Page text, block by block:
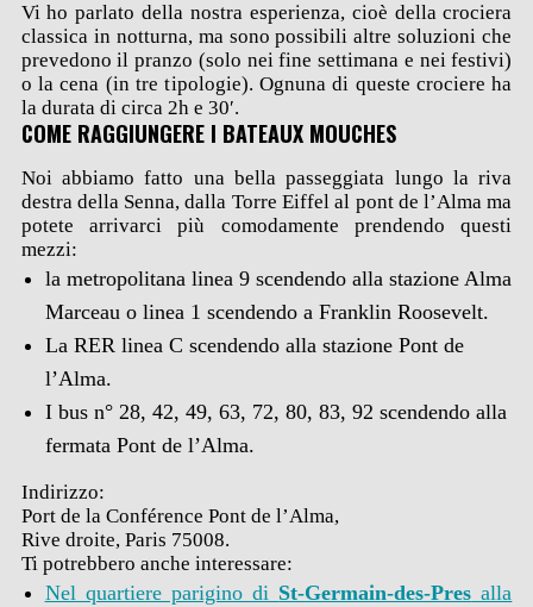
Vi ho parlato della nostra esperienza, cioè della crociera
classica in notturna, ma sono possibili altre soluzioni che
prevedono il pranzo (solo nei fine settimana e nei festivi)
o la cena (in tre tipologie). Ognuna di queste crociere ha
la durata di circa 2h e 30′.
COME RAGGIUNGERE I BATEAUX MOUCHES
Noi abbiamo fatto una bella passeggiata lungo la riva
destra della Senna, dalla Torre Eiffel al pont de l’Alma ma
potete arrivarci più comodamente prendendo questi
mezzi:
la metropolitana linea 9 scendendo alla stazione Alma
Marceau o linea 1 scendendo a Franklin Roosevelt.
La RER linea C scendendo alla stazione Pont de
l’Alma.
I bus n° 28, 42, 49, 63, 72, 80, 83, 92 scendendo alla
fermata Pont de l’Alma.
Indirizzo:
Port de la Conférence Pont de l’Alma,
Rive droite, Paris 75008.
Ti potrebbero anche interessare:
Nel quartiere parigino di St-Germain-des-Pres alla